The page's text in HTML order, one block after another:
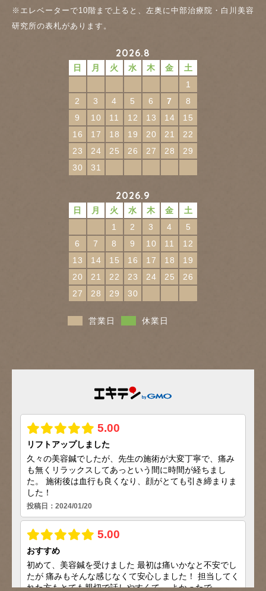
※エレベーターで10階まで上ると、左奥に中部治療院・白川美容
研究所の表札があります。
2026.8
日 月 火 水 木 金
土
1
2
3 4 5 6 7
8
9
10 11 12 13 14
15
16
17 18 19 20 21
22
23
24 25 26 27 28
29
30
31
2026.9
日 月 火 水 木 金
土
1
2 3 4
5
6
7 8 9 10 11
12
13
14 15 16 17 18
19
20
21 22 23 24 25
26
27
28 29 30
営業日 休業日